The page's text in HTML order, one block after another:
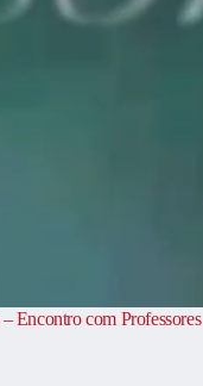
Encontro com Professores